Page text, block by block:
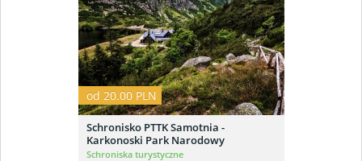
od 20.00 PLN
Schronisko PTTK Samotnia -
Karkonoski Park Narodowy
Schroniska turystyczne